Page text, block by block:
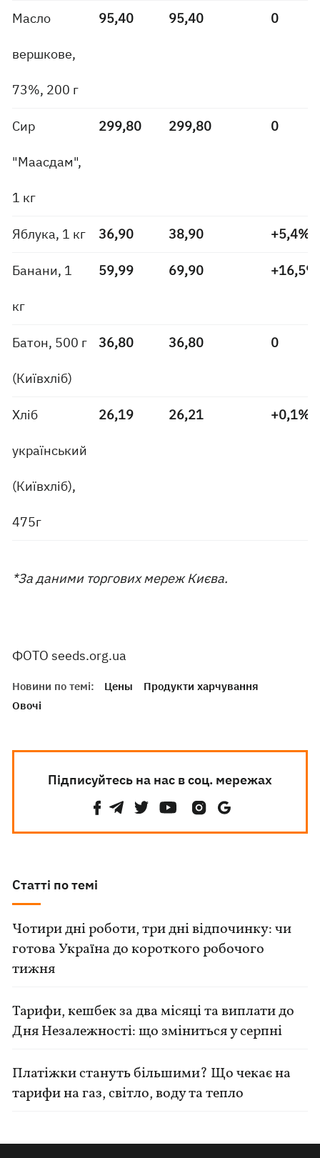
Масло
вершкове,
73%, 200 г
95,40 95,40 0
Сир
"Маасдам",
1 кг
299,80 299,80 0
Яблука, 1 кг 36,90 38,90 +5,4%
Банани, 1
кг
59,99 69,90 +16,5%
Батон, 500 г
(Київхліб)
36,80 36,80 0
Хліб
український
(Київхліб),
475г
26,19 26,21 +0,1%
*За даними торгових мереж Києва.
ФОТО seeds.org.ua
Новини по темі: Цены
Продукти харчування
Овочі
Підписуйтесь на нас в соц. мережах
Статті по темі
Чотири дні роботи, три дні відпочинку: чи
готова Україна до короткого робочого
тижня
Тарифи, кешбек за два місяці та виплати до
Дня Незалежності: що зміниться у серпні
Платіжки стануть більшими? Що чекає на
тарифи на газ, світло, воду та тепло